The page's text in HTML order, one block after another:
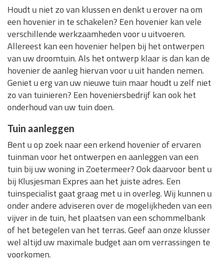
Houdt u niet zo van klussen en denkt u erover na om
een hovenier in te schakelen? Een hovenier kan vele
verschillende werkzaamheden voor u uitvoeren.
Allereest kan een hovenier helpen bij het ontwerpen
van uw droomtuin. Als het ontwerp klaar is dan kan de
hovenier de aanleg hiervan voor u uit handen nemen.
Geniet u erg van uw nieuwe tuin maar houdt u zelf niet
zo van tuinieren? Een hoveniersbedrijf kan ook het
onderhoud van uw tuin doen.
Tuin aanleggen
Bent u op zoek naar een erkend hovenier of ervaren
tuinman voor het ontwerpen en aanleggen van een
tuin bij uw woning in Zoetermeer? Ook daarvoor bent u
bij Klusjesman Expres aan het juiste adres. Een
tuinspecialist gaat graag met u in overleg. Wij kunnen u
onder andere adviseren over de mogelijkheden van een
vijver in de tuin, het plaatsen van een schommelbank
of het betegelen van het terras. Geef aan onze klusser
wel altijd uw maximale budget aan om verrassingen te
voorkomen.